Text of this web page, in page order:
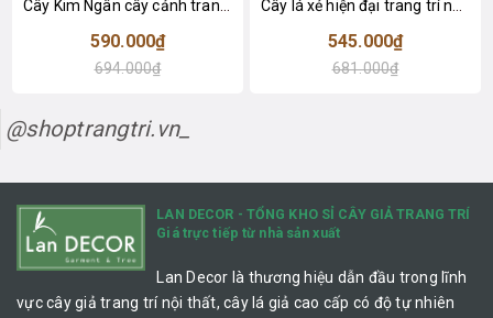
590.000₫
694.000₫
545.000₫
681.000₫
@shoptrangtri.vn_
LAN DECOR - TỔNG KHO SỈ CÂY GIẢ TRANG TRÍ
Giá trực tiếp từ nhà sản xuất
Lan Decor là thương hiệu dẫn đầu trong lĩnh
vực cây giả trang trí nội thất, cây lá giả cao cấp có độ tự nhiên